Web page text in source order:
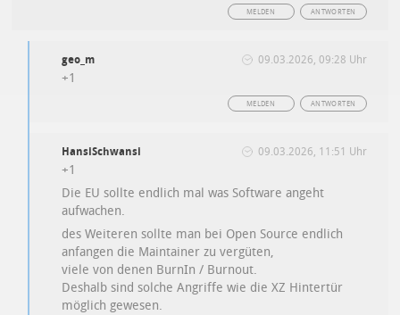
ANTWORTEN
MELDEN
geo_m 09.03.2026, 09:28 Uhr
+1
ANTWORTEN
MELDEN
HansiSchwansi 09.03.2026, 11:51 Uhr
+1
Die EU sollte endlich mal was Software angeht
aufwachen.
des Weiteren sollte man bei Open Source endlich
anfangen die Maintainer zu vergüten,
viele von denen BurnIn / Burnout.
Deshalb sind solche Angriffe wie die XZ Hintertür
möglich gewesen.